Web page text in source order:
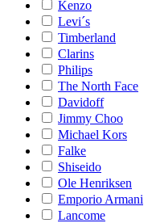
Kenzo
Levi´s
Timberland
Clarins
Philips
The North Face
Davidoff
Jimmy Choo
Michael Kors
Falke
Shiseido
Ole Henriksen
Emporio Armani
Lancome